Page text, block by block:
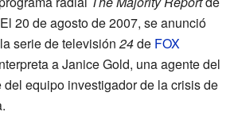
20 de agosto de 2007, se anunció
serie de televisión 24de FOX
a Janice Gold, una agente del
del equipo investigador de la crisis de